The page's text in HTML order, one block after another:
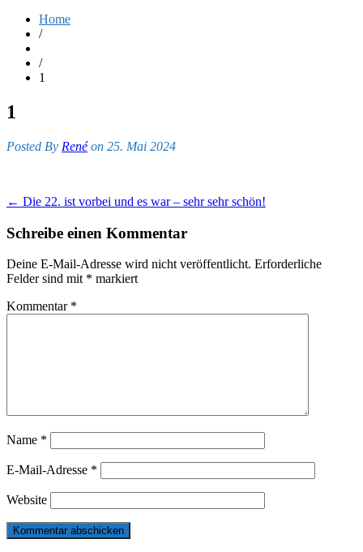
Home
/
/
1
1
Posted By Renéon 25. Mai 2024
Post
navigation
← Die 22. ist vorbei und es war – sehr sehr schön!
Schreibe einen Kommentar
Deine E-Mail-Adresse wird nicht veröffentlicht. Erforderliche
Felder sind mit * markiert
Kommentar *
Name *
E-Mail-Adresse *
Website